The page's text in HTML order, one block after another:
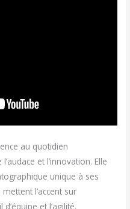
au quotidien
et l’innovation. Elle
unique à ses
l’accent sur
et l’agilité.